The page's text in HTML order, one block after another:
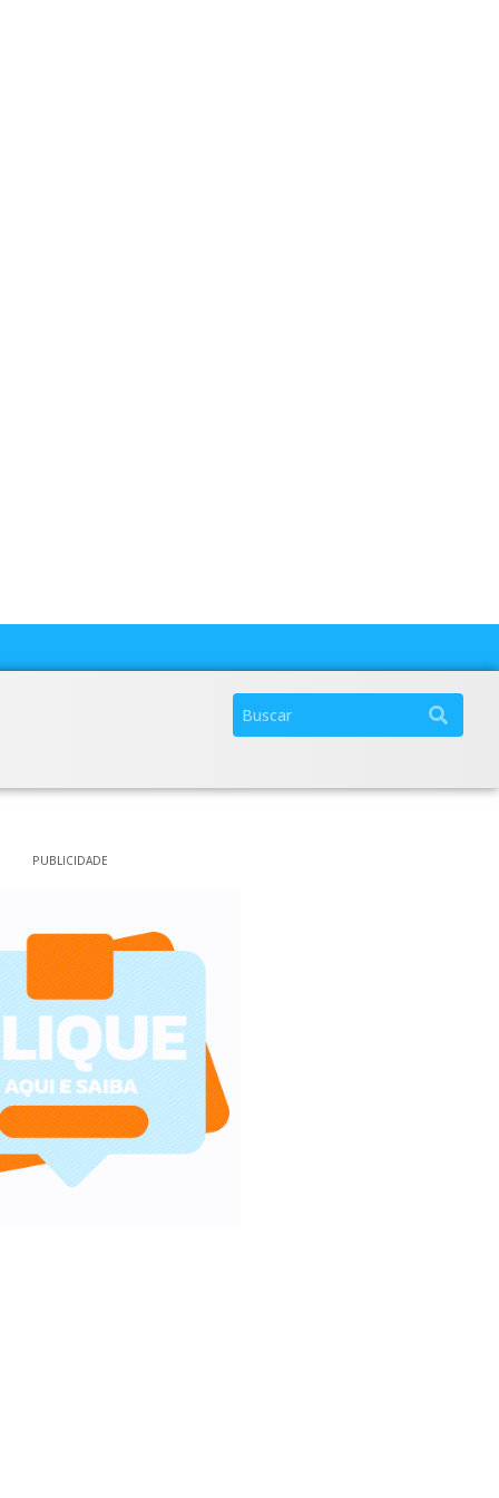
PUBLICIDADE